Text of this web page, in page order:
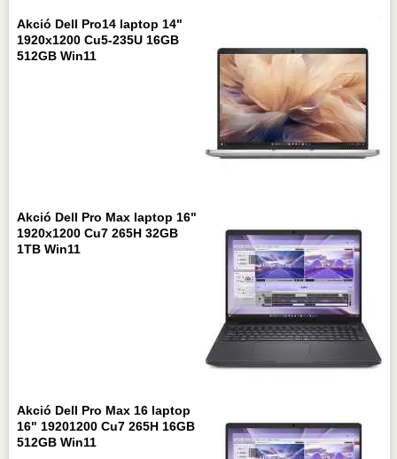
Akció Dell Pro14 laptop 14"
1920x1200 Cu5-235U 16GB
512GB Win11
Akció Dell Pro Max laptop 16"
1920x1200 Cu7 265H 32GB
1TB Win11
Akció Dell Pro Max 16 laptop
16" 19201200 Cu7 265H 16GB
512GB Win11